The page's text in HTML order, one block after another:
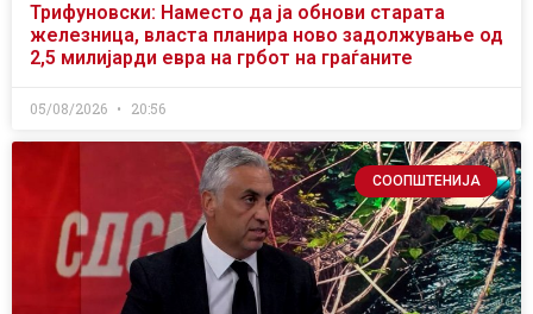
Трифуновски: Наместо да ја обнови старата
железница, власта планира ново задолжување од
2,5 милијарди евра на грбот на граѓаните
05/08/2026 20:56
СООПШТЕНИЈА